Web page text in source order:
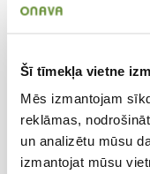
Šī tīmekļa vietne
Mēs izmantojam
reklāmas,
un analizētu mūsu
izmantojat mūsu
vairāk par 5
transporta kastēm